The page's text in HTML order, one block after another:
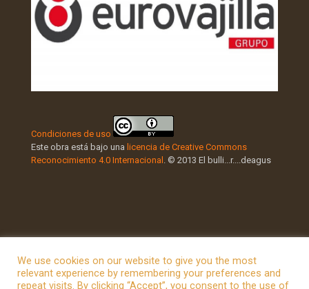
Condiciones de uso
Este obra está bajo una licencia de Creative Commons
Reconocimiento 4.0 Internacional . © 2013 El bulli...r....deagus
We use cookies on our website to give you the most
relevant experience by remembering your preferences and
repeat visits. By clicking “Accept”, you consent to the use of